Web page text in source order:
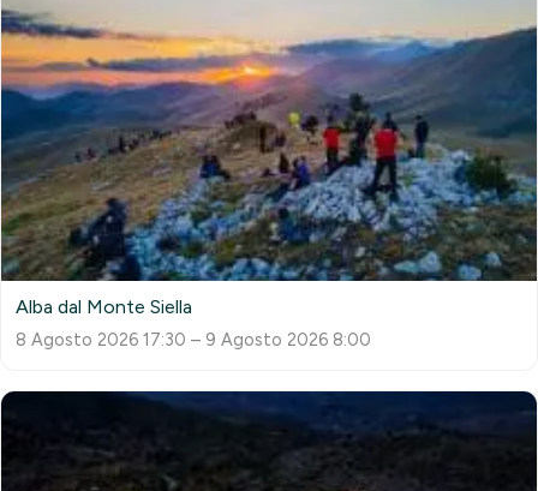
Alba dal Monte Siella
8 Agosto 2026 17:30 – 9 Agosto 2026 8:00